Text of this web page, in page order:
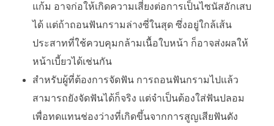
แก้ม อาจก่อให้เกิดความเสี่ยงต่อการเป็นไซนัสอักเสบ
ได้ แต่ถ้าถอนฟันกรามล่างซี่ในสุด ซึ่งอยู่ใกล้เส้น
ประสาทที่ใช้ควบคุมกล้ามเนื้อใบหน้า ก็อาจส่งผลให้
หน้าเบี้ยวได้เช่นกัน
สำหรับผู้ที่ต้องการจัดฟัน การถอนฟันกรามไปแล้ว
สามารถยังจัดฟันได้ก็จริง แต่จำเป็นต้องใส่ฟันปลอม
เพื่อทดแทนช่องว่างที่เกิดขึ้นจากการสูญเสียฟันดัง